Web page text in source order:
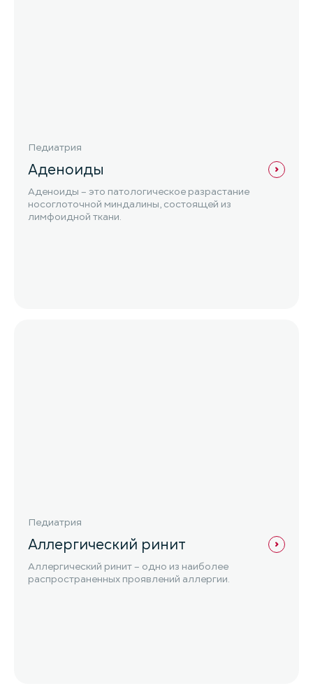
Педиатрия
Аденоиды
Аденоиды – это патологическое разрастание
носоглоточной миндалины, состоящей из
лимфоидной ткани.
Педиатрия
Аллергический ринит
Аллергический ринит – одно из наиболее
распространенных проявлений аллергии.